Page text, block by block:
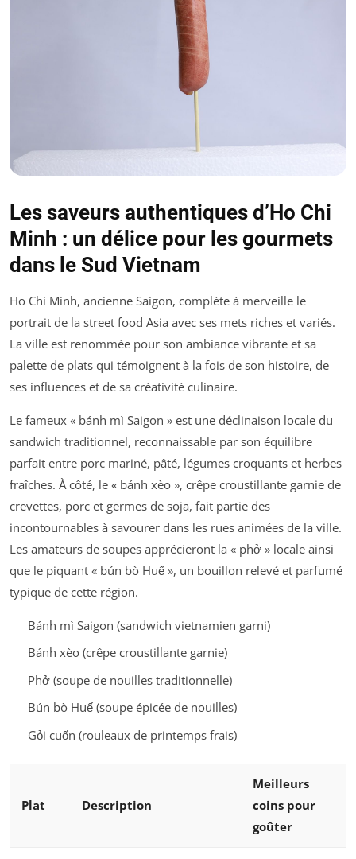
Les saveurs authentiques d’Ho Chi
Minh : un délice pour les gourmets
dans le Sud Vietnam
Ho Chi Minh, ancienne Saigon, complète à merveille le
portrait de la street food Asia avec ses mets riches et variés.
La ville est renommée pour son ambiance vibrante et sa
palette de plats qui témoignent à la fois de son histoire, de
ses influences et de sa créativité culinaire.
Le fameux « bánh mì Saigon » est une déclinaison locale du
sandwich traditionnel, reconnaissable par son équilibre
parfait entre porc mariné, pâté, légumes croquants et herbes
fraîches. À côté, le « bánh xèo », crêpe croustillante garnie de
crevettes, porc et germes de soja, fait partie des
incontournables à savourer dans les rues animées de la ville.
Les amateurs de soupes apprécieront la « phở » locale ainsi
que le piquant « bún bò Huế », un bouillon relevé et parfumé
typique de cette région.
Bánh mì Saigon (sandwich vietnamien garni)
Bánh xèo (crêpe croustillante garnie)
Phở (soupe de nouilles traditionnelle)
Bún bò Huế (soupe épicée de nouilles)
Gỏi cuốn (rouleaux de printemps frais)
Plat Description
Meilleurs
coins pour
goûter